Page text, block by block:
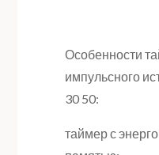
Особенности
импульсного
30 50:
таймер с